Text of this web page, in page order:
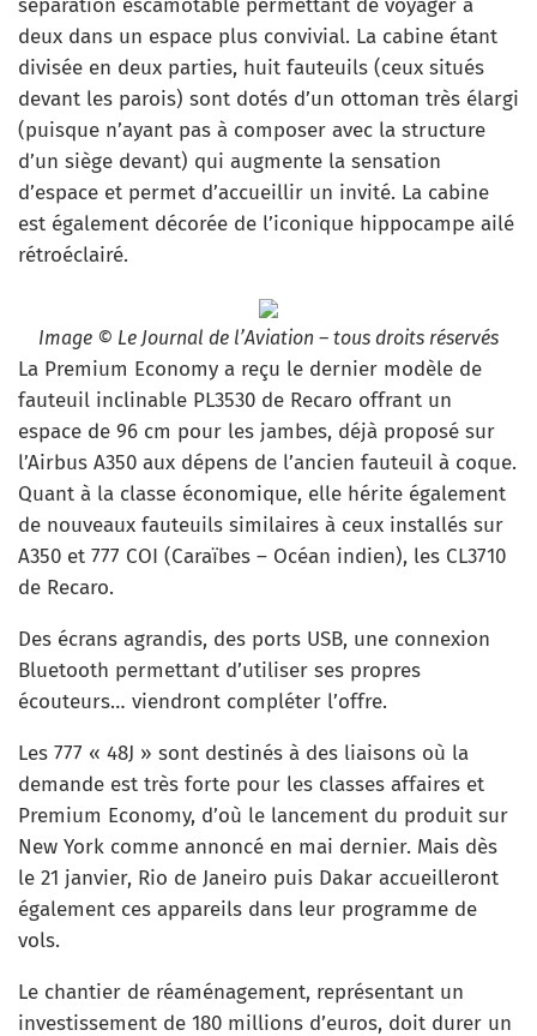
séparation escamotable permettant de voyager à
deux dans un espace plus convivial. La cabine étant
divisée en deux parties, huit fauteuils (ceux situés
devant les parois) sont dotés d’un ottoman très élargi
(puisque n’ayant pas à composer avec la structure
d’un siège devant) qui augmente la sensation
d’espace et permet d’accueillir un invité. La cabine
est également décorée de l’iconique hippocampe ailé
rétroéclairé.
Image © Le Journal de l’Aviation – tous droits réservés
La Premium Economy a reçu le dernier modèle de
fauteuil inclinable PL3530 de Recaro offrant un
espace de 96 cm pour les jambes, déjà proposé sur
l’Airbus A350 aux dépens de l’ancien fauteuil à coque.
Quant à la classe économique, elle hérite également
de nouveaux fauteuils similaires à ceux installés sur
A350 et 777 COI (Caraïbes – Océan indien), les CL3710
de Recaro.
Des écrans agrandis, des ports USB, une connexion
Bluetooth permettant d’utiliser ses propres
écouteurs… viendront compléter l’offre.
Les 777 « 48J » sont destinés à des liaisons où la
demande est très forte pour les classes affaires et
Premium Economy, d’où le lancement du produit sur
New York comme annoncé en mai dernier. Mais dès
le 21 janvier, Rio de Janeiro puis Dakar accueilleront
également ces appareils dans leur programme de
vols.
Le chantier de réaménagement, représentant un
investissement de 180 millions d’euros, doit durer un